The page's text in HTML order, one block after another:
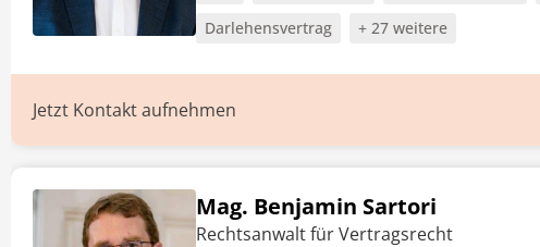
Darlehensvertrag
+ 27 weitere
Jetzt Kontakt aufnehmen
Mag. Benjamin Sartori
Rechtsanwalt für Vertragsrecht